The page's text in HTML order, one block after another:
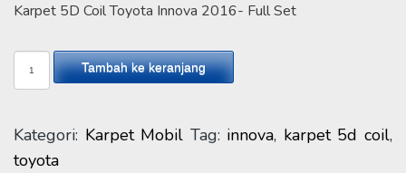
Karpet 5D Coil Toyota Innova 2016- Full Set
Kuantitas
Karpet
Coil
Toyota
Tambah ke keranjang
Kategori: Karpet Mobil Tag: innova, karpet 5d coil,
toyota